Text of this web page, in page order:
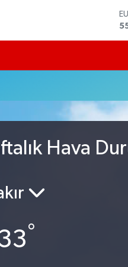
Hava
°